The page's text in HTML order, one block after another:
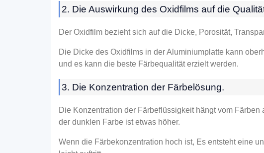
2. Die Auswirkung des Oxidfilms auf die
Der Oxidfilm bezieht sich auf die Dicke, Porosität,
Die Dicke des Oxidfilms in der Aluminiumplatte kann
und es kann die beste Färbequalität erzielt werden.
3. Die Konzentration der Färbelösung.
Die Konzentration der Färbeflüssigkeit hängt vom
der dunklen Farbe ist etwas höher.
Wenn die Färbekonzentration hoch ist, Es entsteht eine